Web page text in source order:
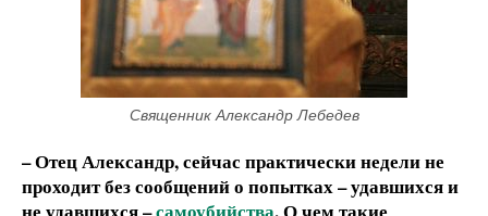
Священник Александр Лебедев
– Отец Александр, сейчас практически недели не
проходит без сообщений о попытках – удавшихся и